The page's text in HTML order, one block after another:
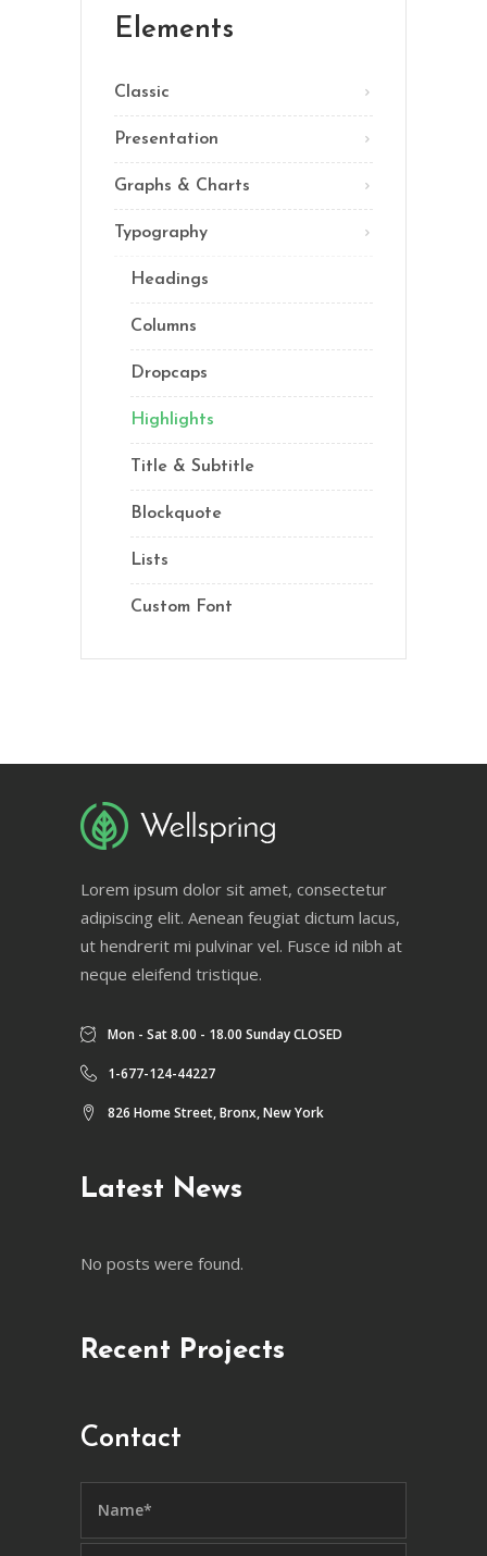
Elements
Classic
Presentation
Graphs & Charts
Typography
Headings
Columns
Dropcaps
Highlights
Title & Subtitle
Blockquote
Lists
Custom Font
Lorem ipsum dolor sit amet, consectetur
adipiscing elit. Aenean feugiat dictum lacus,
ut hendrerit mi pulvinar vel. Fusce id nibh at
neque eleifend tristique.
Mon - Sat 8.00 - 18.00 Sunday CLOSED
1-677-124-44227
826 Home Street, Bronx, New York
Latest News
No posts were found.
Recent Projects
Contact